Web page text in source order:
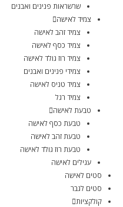
שרשראות פנינים ואבנים
צמיד לאישה
צמיד זהב לאישה
צמיד כסף לאישה
צמיד רוז גולד לאישה
צמידי פנינים ואבנים
צמיד טניס לאישה
צמיד רגל
טבעת לאישה
טבעת כסף לאישה
טבעת זהב לאישה
טבעת רוז גולד לאישה
עגילים לאישה
סטים לאישה
סטים לגבר
קולקציות